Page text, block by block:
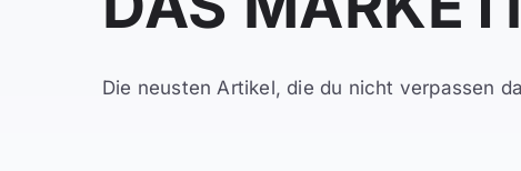
Die neusten Artikel, die du nicht verpassen